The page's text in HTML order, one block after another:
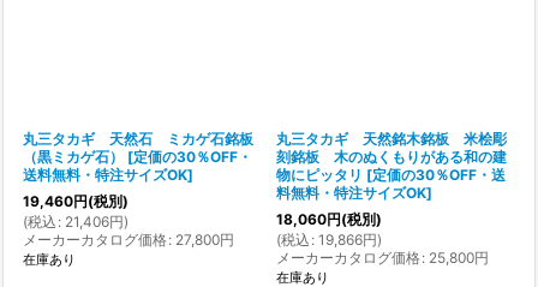
丸三タカギ 天然石 ミカゲ石銘板
（黒ミカゲ石）
[定価の30％OFF・
送料無料・特注サイズOK]
19,460円(税別)
(税込 : 21,406円)
メーカーカタログ価格: 27,800円
在庫あり
丸三タカギ 天然銘木銘板 米桧彫
刻銘板 木のぬくもりがある和の建
物にピッタリ [定価の30％OFF・送
料無料・特注サイズOK]
18,060円(税別)
(税込 : 19,866円)
メーカーカタログ価格: 25,800円
在庫あり